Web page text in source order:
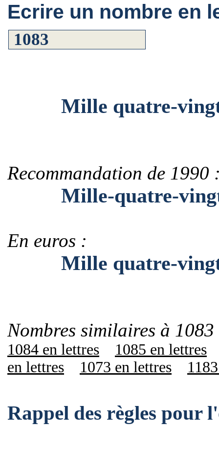
Ecrire un nombre en
Mille quatre-
Recommandation de 1990
Mille-quatre-
En euros :
Mille quatre-vingt-
Nombres similaires à
1084 en lettres
1085 en lettres
en lettres
1073 en lettres
Rappel des règles pour